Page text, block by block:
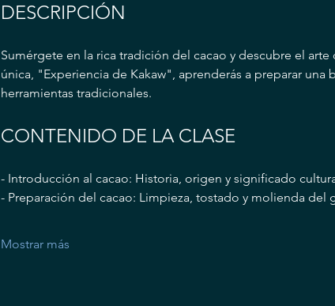
DESCRIPCIÓN
Sumérgete en la rica tradición del cacao y descubre el
única, "Experiencia de Kakaw", aprenderás a preparar
herramientas tradicionales.
CONTENIDO DE LA CLASE
- Introducción al cacao: Historia, origen y significado
- Preparación del cacao: Limpieza, tostado y molienda del
Mostrar más